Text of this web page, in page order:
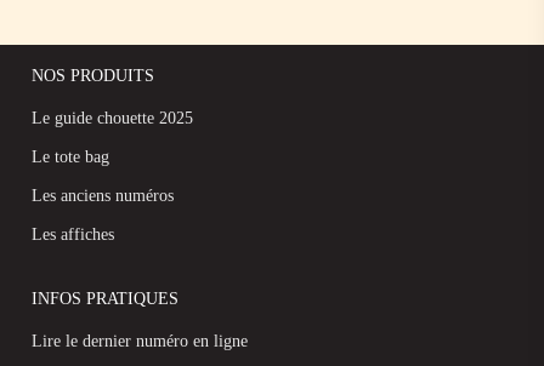
NOS PRODUITS
Le guide chouette 2025
Le tote bag
Les anciens numéros
Les affiches
INFOS PRATIQUES
Lire le dernier numéro en ligne